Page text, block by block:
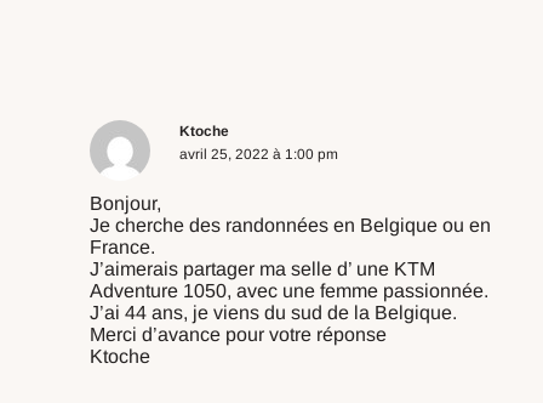
Ktoche
avril 25, 2022 à 1:00 pm
Bonjour,
Je cherche des randonnées en Belgique ou en
France.
J’aimerais partager ma selle d’ une KTM
Adventure 1050, avec une femme passionnée.
J’ai 44 ans, je viens du sud de la Belgique.
Merci d’avance pour votre réponse
Ktoche